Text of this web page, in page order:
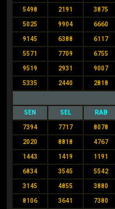
5498 2191 3875
5025 9904 6660
9145 6388 6117
5571 7709 6755
9519 2931 9007
5335 2440 2818
SEN SEL RAB
7394 7717 8078
2020 8818 4767
1443 1419 1191
6834 3545 5542
3145 4855 3880
8106 3641 7380